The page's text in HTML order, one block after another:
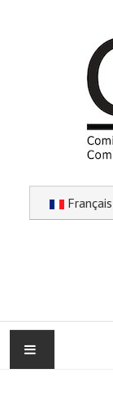
Français